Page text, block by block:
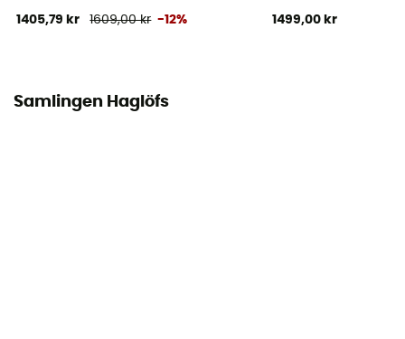
1405,79 kr 1609,00 kr -12% 1499,00 kr
Samlingen Haglöfs